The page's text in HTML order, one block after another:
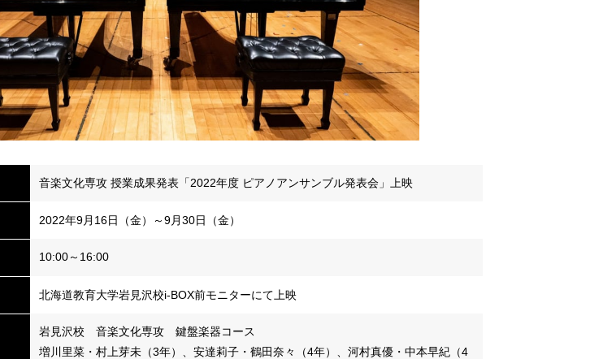
音楽文化専攻 授業成果発表「2022年度 ピアノアンサンブル発表会」上映
2022年9月16日（金）～9月30日（金）
10:00～16:00
北海道教育大学岩見沢校i-BOX前モニターにて上映
岩見沢校 音楽文化専攻 鍵盤楽器コース
増川里菜・村上芽未（3年）、安達莉子・鶴田奈々（4年）、河村真優・中本早紀（4